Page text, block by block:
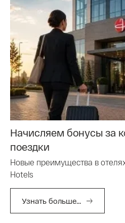
Начисляем бонусы за
поездки
Новые преимущества в
Hotels
Узнать больше...